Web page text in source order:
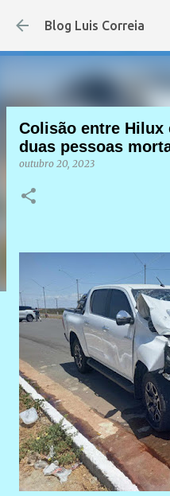
Pular para o
Blog Luis Correia
Colisão entre
duas pessoas
outubro 20, 2023